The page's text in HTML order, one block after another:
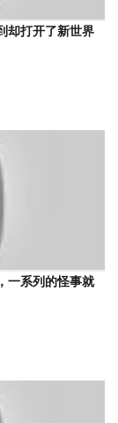
却打开了新世界
一系列的怪事就